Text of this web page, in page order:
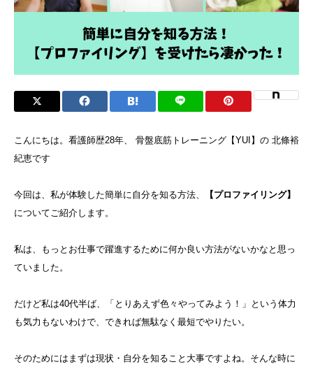
こんにちは。看護師歴28年、 骨盤底筋トレーニング【YUI】の 北條裕
紀恵です
今回は、私が体験した簡単に自分を知る方法、
【プロファイリング】
についてご紹介します。
私は、もっとお仕事で躍進するために何か良い方法がないかなと思っ
ていました。
だけど私は40代半ば、「とりあえず色々やってみよう！」という体力
も気力もないわけで、できれば無駄なく最短でやりたい。
そのためにはまずは現状・自分を知ること大事ですよね。そんな時に